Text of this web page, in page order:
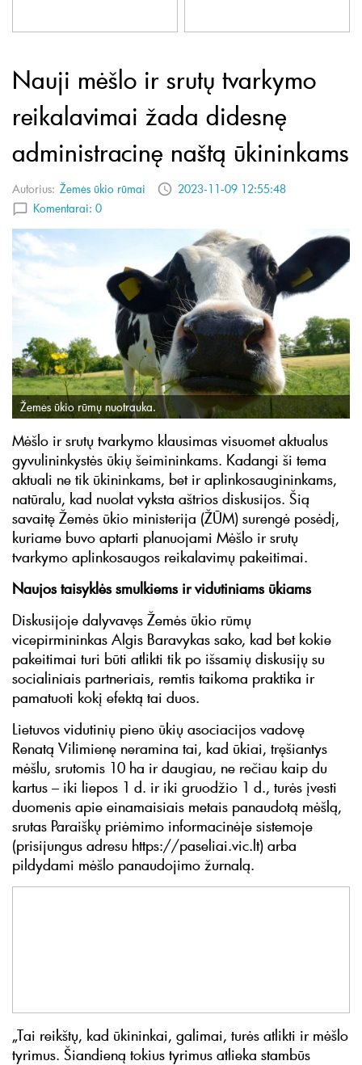
Nauji mėšlo ir srutų tvarkymo
reikalavimai žada didesnę
administracinę naštą ūkininkams
Autorius: Žemės ūkio rūmai
2023-11-09 12:55:48
Komentarai: 0
Žemės ūkio rūmų nuotrauka.
Mėšlo ir srutų tvarkymo klausimas visuomet aktualus
gyvulininkystės ūkių šeimininkams. Kadangi ši tema
aktuali ne tik ūkininkams, bet ir aplinkosaugininkams,
natūralu, kad nuolat vyksta aštrios diskusijos. Šią
savaitę Žemės ūkio ministerija (ŽŪM) surengė posėdį,
kuriame buvo aptarti planuojami Mėšlo ir srutų
tvarkymo aplinkosaugos reikalavimų pakeitimai.
Naujos taisyklės smulkiems ir vidutiniams ūkiams
Diskusijoje dalyvavęs Žemės ūkio rūmų
vicepirmininkas Algis Baravykas sako, kad bet kokie
pakeitimai turi būti atlikti tik po išsamių diskusijų su
socialiniais partneriais, remtis taikoma praktika ir
pamatuoti kokį efektą tai duos.
Lietuvos vidutinių pieno ūkių asociacijos vadovę
Renatą Vilimienę neramina tai, kad ūkiai, tręšiantys
mėšlu, srutomis 10 ha ir daugiau, ne rečiau kaip du
kartus – iki liepos 1 d. ir iki gruodžio 1 d., turės įvesti
duomenis apie einamaisiais metais panaudotą mėšlą,
srutas Paraiškų priėmimo informacinėje sistemoje
(prisijungus adresu https://paseliai.vic.lt) arba
pildydami mėšlo panaudojimo žurnalą.
„Tai reikštų, kad ūkininkai, galimai, turės atlikti ir mėšlo
tyrimus. Šiandieną tokius tyrimus atlieka stambūs